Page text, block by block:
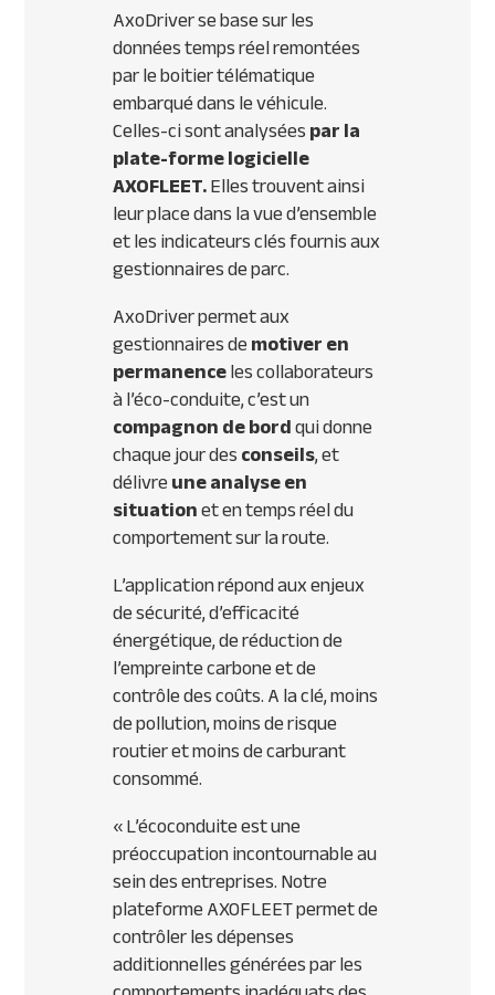
AxoDriver se base sur les
données temps réel remontées
par le boitier télématique
embarqué dans le véhicule.
Celles-ci sont analyséespar la
plate-forme logicielle
AXOFLEET.Elles trouvent ainsi
leur place dans la vue d’ensemble
et les indicateurs clés fournis aux
gestionnaires de parc.
AxoDriver permet aux
gestionnaires demotiver en
permanenceles collaborateurs
à l’éco-conduite, c’est un
compagnon de bordqui donne
chaque jour desconseils, et
délivreune analyse en
situationet en temps réel du
comportement sur la route.
L’application répond aux enjeux
de sécurité, d’efficacité
énergétique, de réduction de
l’empreinte carbone et de
contrôle des coûts. A la clé, moins
de pollution, moins de risque
routier et moins de carburant
consommé.
«L’écoconduite est une
préoccupation incontournable au
sein des entreprises. Notre
plateforme AXOFLEET permet de
contrôler les dépenses
additionnelles générées par les